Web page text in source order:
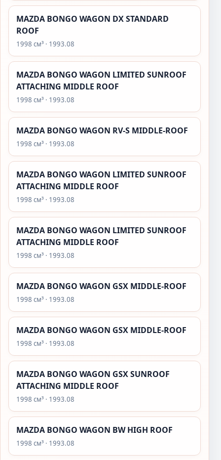
MAZDA BONGO WAGON DX STANDARD
ROOF
1998 см³ · 1993.08
MAZDA BONGO WAGON LIMITED SUNROOF
ATTACHING MIDDLE ROOF
1998 см³ · 1993.08
MAZDA BONGO WAGON RV-S MIDDLE-ROOF
1998 см³ · 1993.08
MAZDA BONGO WAGON LIMITED SUNROOF
ATTACHING MIDDLE ROOF
1998 см³ · 1993.08
MAZDA BONGO WAGON LIMITED SUNROOF
ATTACHING MIDDLE ROOF
1998 см³ · 1993.08
MAZDA BONGO WAGON GSX MIDDLE-ROOF
1998 см³ · 1993.08
MAZDA BONGO WAGON GSX MIDDLE-ROOF
1998 см³ · 1993.08
MAZDA BONGO WAGON GSX SUNROOF
ATTACHING MIDDLE ROOF
1998 см³ · 1993.08
MAZDA BONGO WAGON BW HIGH ROOF
1998 см³ · 1993.08